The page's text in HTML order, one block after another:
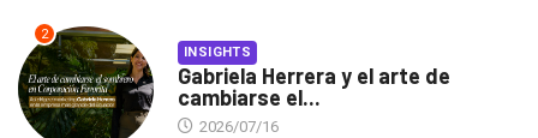
2
INSIGHTS
Gabriela Herrera y el arte de
cambiarse el...
2026/07/16